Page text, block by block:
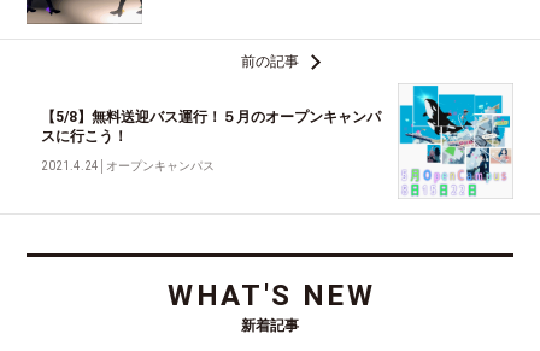
前の記事
【5/8】無料送迎バス運行！５月のオープンキャンパ
スに行こう！
2021.4.24 オープンキャンパス
WHAT'S NEW
新着記事